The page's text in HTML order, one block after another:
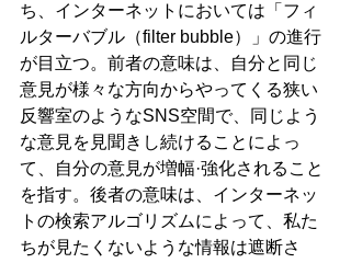
ち、インターネットにおいては「フィ
ルターバブル（filter bubble）」の進行
が目立つ。前者の意味は、自分と同じ
意見が様々な方向からやってくる狭い
反響室のようなSNS空間で、同じよう
な意見を見聞きし続けることによっ
て、自分の意見が増幅·強化されること
を指す。後者の意味は、インターネッ
トの検索アルゴリズムによって、私た
ちが見たくないような情報は遮断さ